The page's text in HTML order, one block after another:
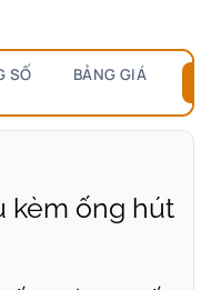
SỐ BẢNG GIÁ
kèm ống hút